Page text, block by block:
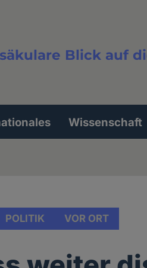
Blick auf
Wissenschaft
POLITIK VOR ORT